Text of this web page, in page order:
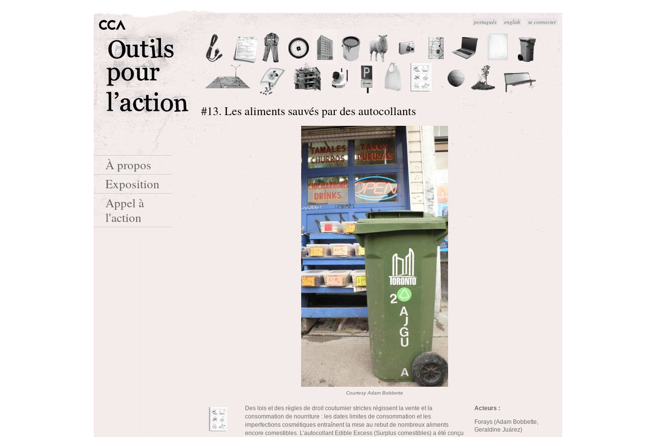
se connecter
english
português
#13. Les aliments sauvés par des autocollants
Courtesy Adam Bobbette
Des lois et des règles de droit coutumier strictes régissent la vente et la
consommation de nourriture : les dates limites de consommation et les
imperfections cosmétiques entraînent la mise au rebut de nombreux aliments
encore comestibles. L’autocollant Edible Excess (Surplus comestibles) a été conçu
Acteurs :
Forays (Adam Bobbette,
Geraldine Juárez)
À propos
Exposition
Appel à
l'action